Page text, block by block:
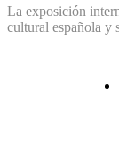
La exposición
cultural española y